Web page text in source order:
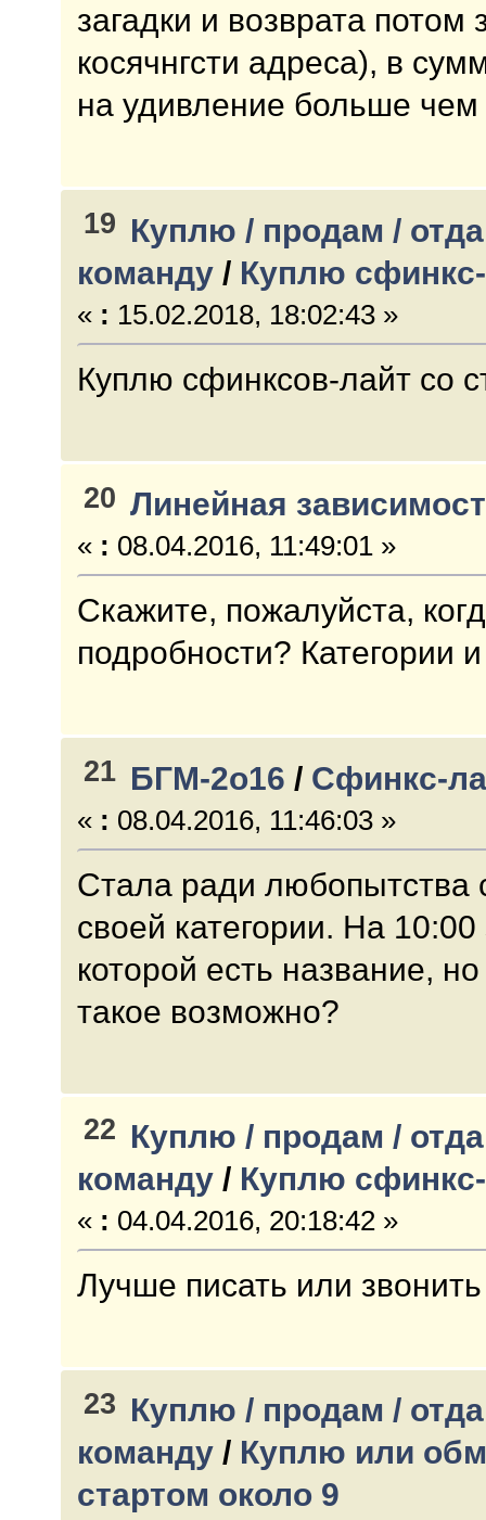
загадки и возврата потом
косячнгсти адреса), в
на удивление больше
19 Куплю / продам /
команду / Куплю
« : 15.02.2018, 18:02:43 »
Куплю сфинксов-лайт со
20 Линейная
« : 08.04.2016, 11:49:01 »
Скажите, пожалуйста,
подробности? Категории
21 БГМ-2о16 / Сфинкс-
« : 08.04.2016, 11:46:03 »
Стала ради любопытства
своей категории. На
которой есть название,
такое возможно?
22 Куплю / продам /
команду / Куплю
« : 04.04.2016, 20:18:42 »
Лучше писать или
23 Куплю / продам /
команду / Куплю или
стартом около 9